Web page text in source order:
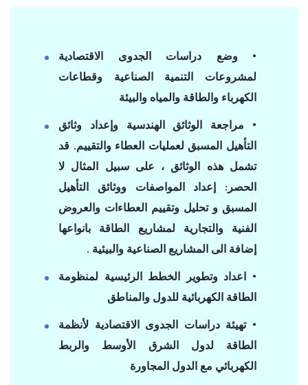
• وضع دراسات الجدوى الاقتصادية
لمشروعات التنمية الصناعية وقطاعات
الكهرباء والطاقة والمياه والبيئة
• مراجعة الوثائق الهندسية وإعداد وثائق
التأهيل المسبق لعمليات العطاء والتقييم. قد
تشمل هذه الوثائق ، على سبيل المثال لا
الحصر: إعداد المواصفات ووثائق التأهيل
المسبق و تحليل وتقييم العطاءات والعروض
الفنية والتجارية لمشاريع الطاقة بانواعها
إضافة الى المشاريع الصناعية والبيئية .
• اعداد وتطوير الخطط الرئيسية لمنظومة
الطاقة الكهربائية للدول والمناطق
• تهيئة دراسات الجدوى الاقتصادية لأنظمة
الطاقة لدول الشرق الأوسط والربط
الكهربائي مع الدول المجاورة